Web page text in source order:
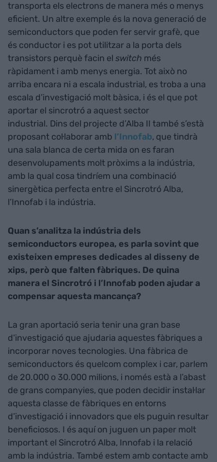
transporta els electrons de manera més o menys
eficient. Un altre exemple és la nova generació de
semiconductors que poden fer servir grafè, que
és conductor i es pot utilitzar a la porta dels
transistors perquè facin el switch més
ràpidament i amb menys energia. Tot això no
arriba encara ni a escala industrial, es troba a una
escala d’investigació molt bàsica, i és el que pot
aportar el sincrotró a aquest sector
industrial. Dins del projecte d’Alba II també s’està
proposant col·laborar amb l’Innofab, que tindrà
una sala blanca de certa mida on es faran
desenvolupaments molt pròxims a la indústria,
amb la qual cosa tindríem una combinació
sinergètica perfecta entre el Sincrotró Alba,
l’Innofab i la indústria.
Quan s’analitza la indústria dels
semiconductors europea, es parla sovint que
existeixen empreses dedicades al disseny de
xips, però que falten fàbriques. De quina
manera el Sincrotró i l’Innofab poden ajudar a
compensar aquesta mancança?
La gran aportació seria tenir una gran base
d’investigació que ajudaria aquestes fàbriques a
incorporar noves tecnologies. Una fàbrica de
semiconductors és quelcom complex i car, parlem
de 20.000 o 30.000 milions, i només està a l’abast
de grans companyies, que poden decidir instal·lar
aquesta classe de fàbriques en entorns
d’investigació i innovadors que els puguin resultar
beneficiosos. I és aquí on juguen un paper molt
important el Sincrotró Alba, Innofab i la relació
amb la indústria. També estem amb contacte amb